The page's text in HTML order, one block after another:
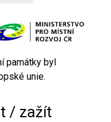
památky byl
unie.
/ zažít